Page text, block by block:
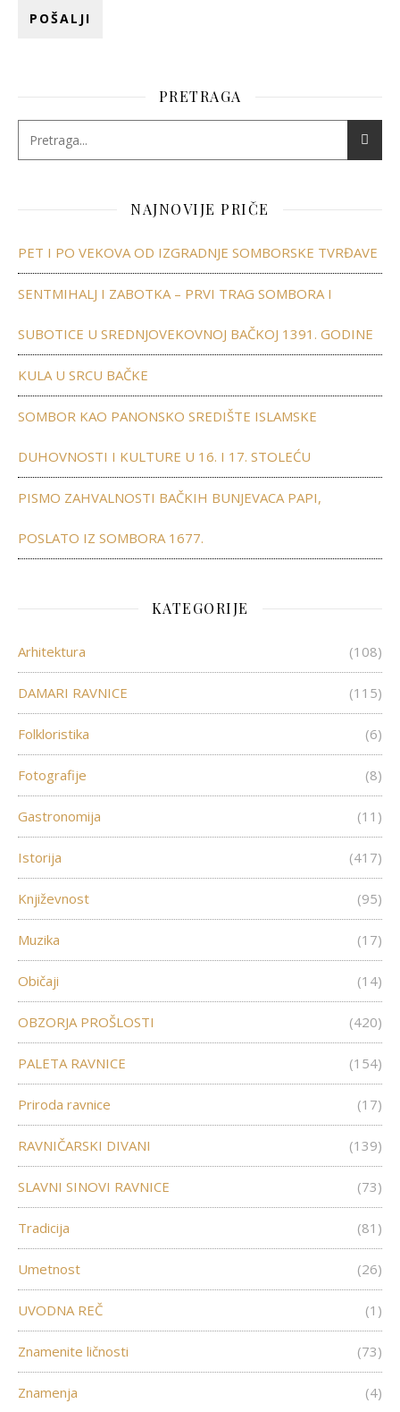
PRETRAGA
NAJNOVIJE PRIČE
PET I PO VEKOVA OD IZGRADNJE SOMBORSKE TVRĐAVE
SENTMIHALJ I ZABOTKA – PRVI TRAG SOMBORA I
SUBOTICE U SREDNJOVEKOVNOJ BAČKOJ 1391. GODINE
KULA U SRCU BAČKE
SOMBOR KAO PANONSKO SREDIŠTE ISLAMSKE
DUHOVNOSTI I KULTURE U 16. I 17. STOLEĆU
PISMO ZAHVALNOSTI BAČKIH BUNJEVACA PAPI,
POSLATO IZ SOMBORA 1677.
KATEGORIJE
Arhitektura (108)
DAMARI RAVNICE (115)
Folkloristika (6)
Fotografije (8)
Gastronomija (11)
Istorija (417)
Književnost (95)
Muzika (17)
Običaji (14)
OBZORJA PROŠLOSTI (420)
PALETA RAVNICE (154)
Priroda ravnice (17)
RAVNIČARSKI DIVANI (139)
SLAVNI SINOVI RAVNICE (73)
Tradicija (81)
Umetnost (26)
UVODNA REČ (1)
Znamenite ličnosti (73)
Znamenja (4)